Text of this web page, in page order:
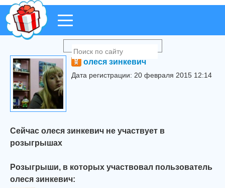
олеся зинкевич
Дата регистрации: 20 февраля 2015 12:14
Сейчас олеся зинкевич не участвует в
розыгрышах
Розыгрыши, в которых участвовал пользователь
олеся зинкевич: